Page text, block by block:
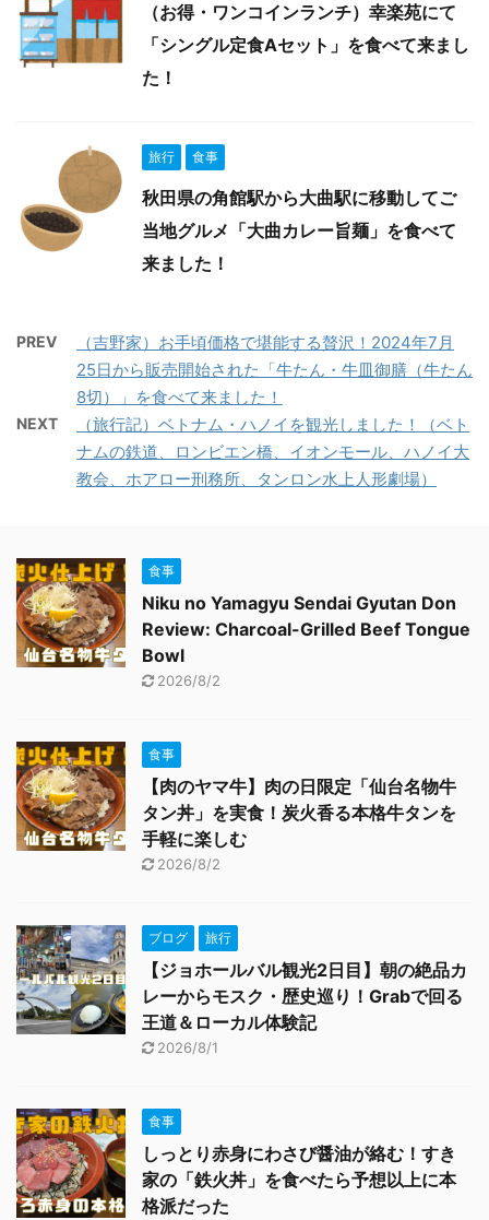
（お得・ワンコインランチ）幸楽苑にて
「シングル定食Aセット」を食べて来まし
た！
旅行 食事
秋田県の角館駅から大曲駅に移動してご
当地グルメ「大曲カレー旨麺」を食べて
来ました！
PREV
（吉野家）お手頃価格で堪能する贅沢！2024年7月
25日から販売開始された「牛たん・牛皿御膳（牛たん
8切）」を食べて来ました！
NEXT
（旅行記）ベトナム・ハノイを観光しました！（ベト
ナムの鉄道、ロンビエン橋、イオンモール、ハノイ大
教会、ホアロー刑務所、タンロン水上人形劇場）
食事
Niku no Yamagyu Sendai Gyutan Don
Review: Charcoal-Grilled Beef Tongue
Bowl
2026/8/2
食事
【肉のヤマ牛】肉の日限定「仙台名物牛
タン丼」を実食！炭火香る本格牛タンを
手軽に楽しむ
2026/8/2
ブログ 旅行
【ジョホールバル観光2日目】朝の絶品カ
レーからモスク・歴史巡り！Grabで回る
王道＆ローカル体験記
2026/8/1
食事
しっとり赤身にわさび醤油が絡む！すき
家の「鉄火丼」を食べたら予想以上に本
格派だった